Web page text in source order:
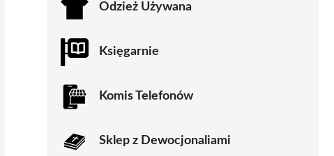
Odzież Używana
Księgarnie
Komis Telefonów
Sklep z Dewocjonaliami